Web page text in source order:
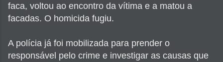
faca, voltou ao encontro da vítima e a matou a
facadas. O homicida fugiu.
A polícia já foi mobilizada para prender o
responsável pelo crime e investigar as causas que